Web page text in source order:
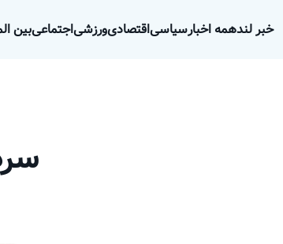
خبر لندهمه اخبارسیاسیاقتصادیورزشیاجتماعیبین